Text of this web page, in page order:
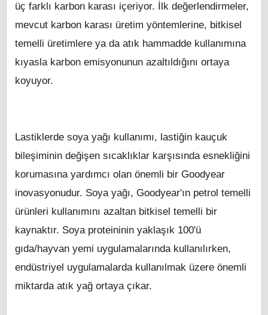
üç farklı karbon karası içeriyor. İlk değerlendirmeler,
mevcut karbon karası üretim yöntemlerine, bitkisel
temelli üretimlere ya da atık hammadde kullanımına
kıyasla karbon emisyonunun azaltıldığını ortaya
koyuyor.
Lastiklerde soya yağı kullanımı, lastiğin kauçuk
bileşiminin değişen sıcaklıklar karşısında esnekliğini
korumasına yardımcı olan önemli bir Goodyear
inovasyonudur. Soya yağı, Goodyear'ın petrol temelli
ürünleri kullanımını azaltan bitkisel temelli bir
kaynaktır. Soya proteininin yaklaşık 100'ü
gıda/hayvan yemi uygulamalarında kullanılırken,
endüstriyel uygulamalarda kullanılmak üzere önemli
miktarda atık yağ ortaya çıkar.